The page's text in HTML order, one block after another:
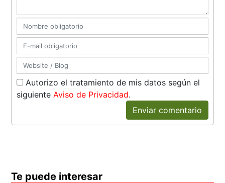
Autorizo el tratamiento de mis datos según el
siguiente Aviso de Privacidad.
Enviar comentario
Te puede interesar